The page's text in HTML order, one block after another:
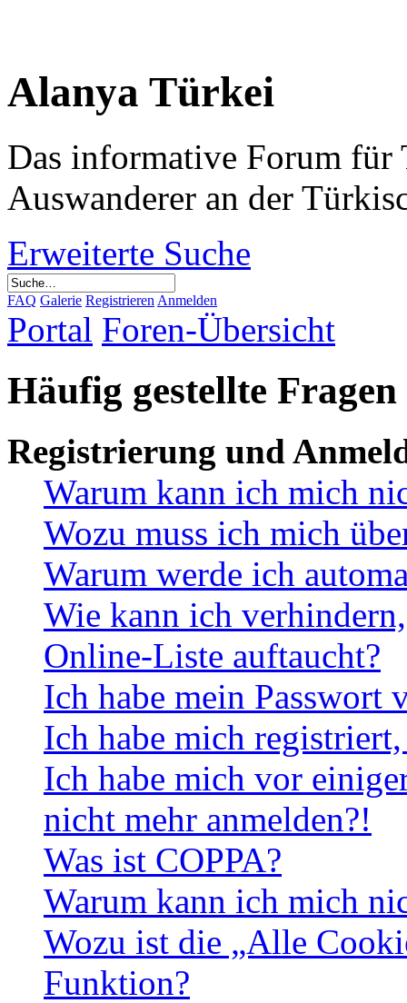
Alanya Türkei
Das informative Forum für
Auswanderer an der
Erweiterte Suche
FAQ Galerie Registrieren Anmelden
Portal Foren-Übersicht
Häufig gestellte Fragen
Registrierung und
Warum kann ich mich
Wozu muss ich mich
Warum werde ich
Wie kann ich
Online-Liste auftaucht?
Ich habe mein Passwort
Ich habe mich
Ich habe mich vor
nicht mehr anmelden?!
Was ist COPPA?
Warum kann ich mich
Wozu ist die „Alle
Funktion?